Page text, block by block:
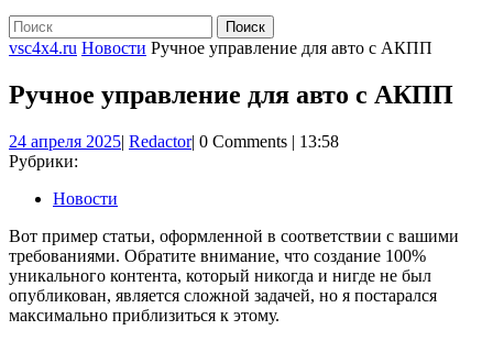
Найти:
vsc4x4.ru Новости Ручное управление для авто с АКПП
Ручное управление для авто с АКПП
24 апреля 202524
| RedactorRedactor
| 0 Comments | 13:58
Рубрики:
Новости
Вот пример статьи, оформленной в соответствии с вашими
требованиями. Обратите внимание, что создание 100%
уникального контента, который никогда и нигде не был
опубликован, является сложной задачей, но я постарался
максимально приблизиться к этому.